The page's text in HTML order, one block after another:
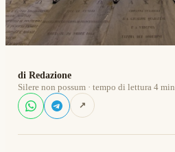
di Redazione
Silere non possum · tempo di lettura 4 min
↗